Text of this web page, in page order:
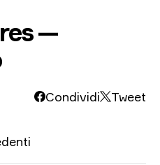
—
Condividi Tweet